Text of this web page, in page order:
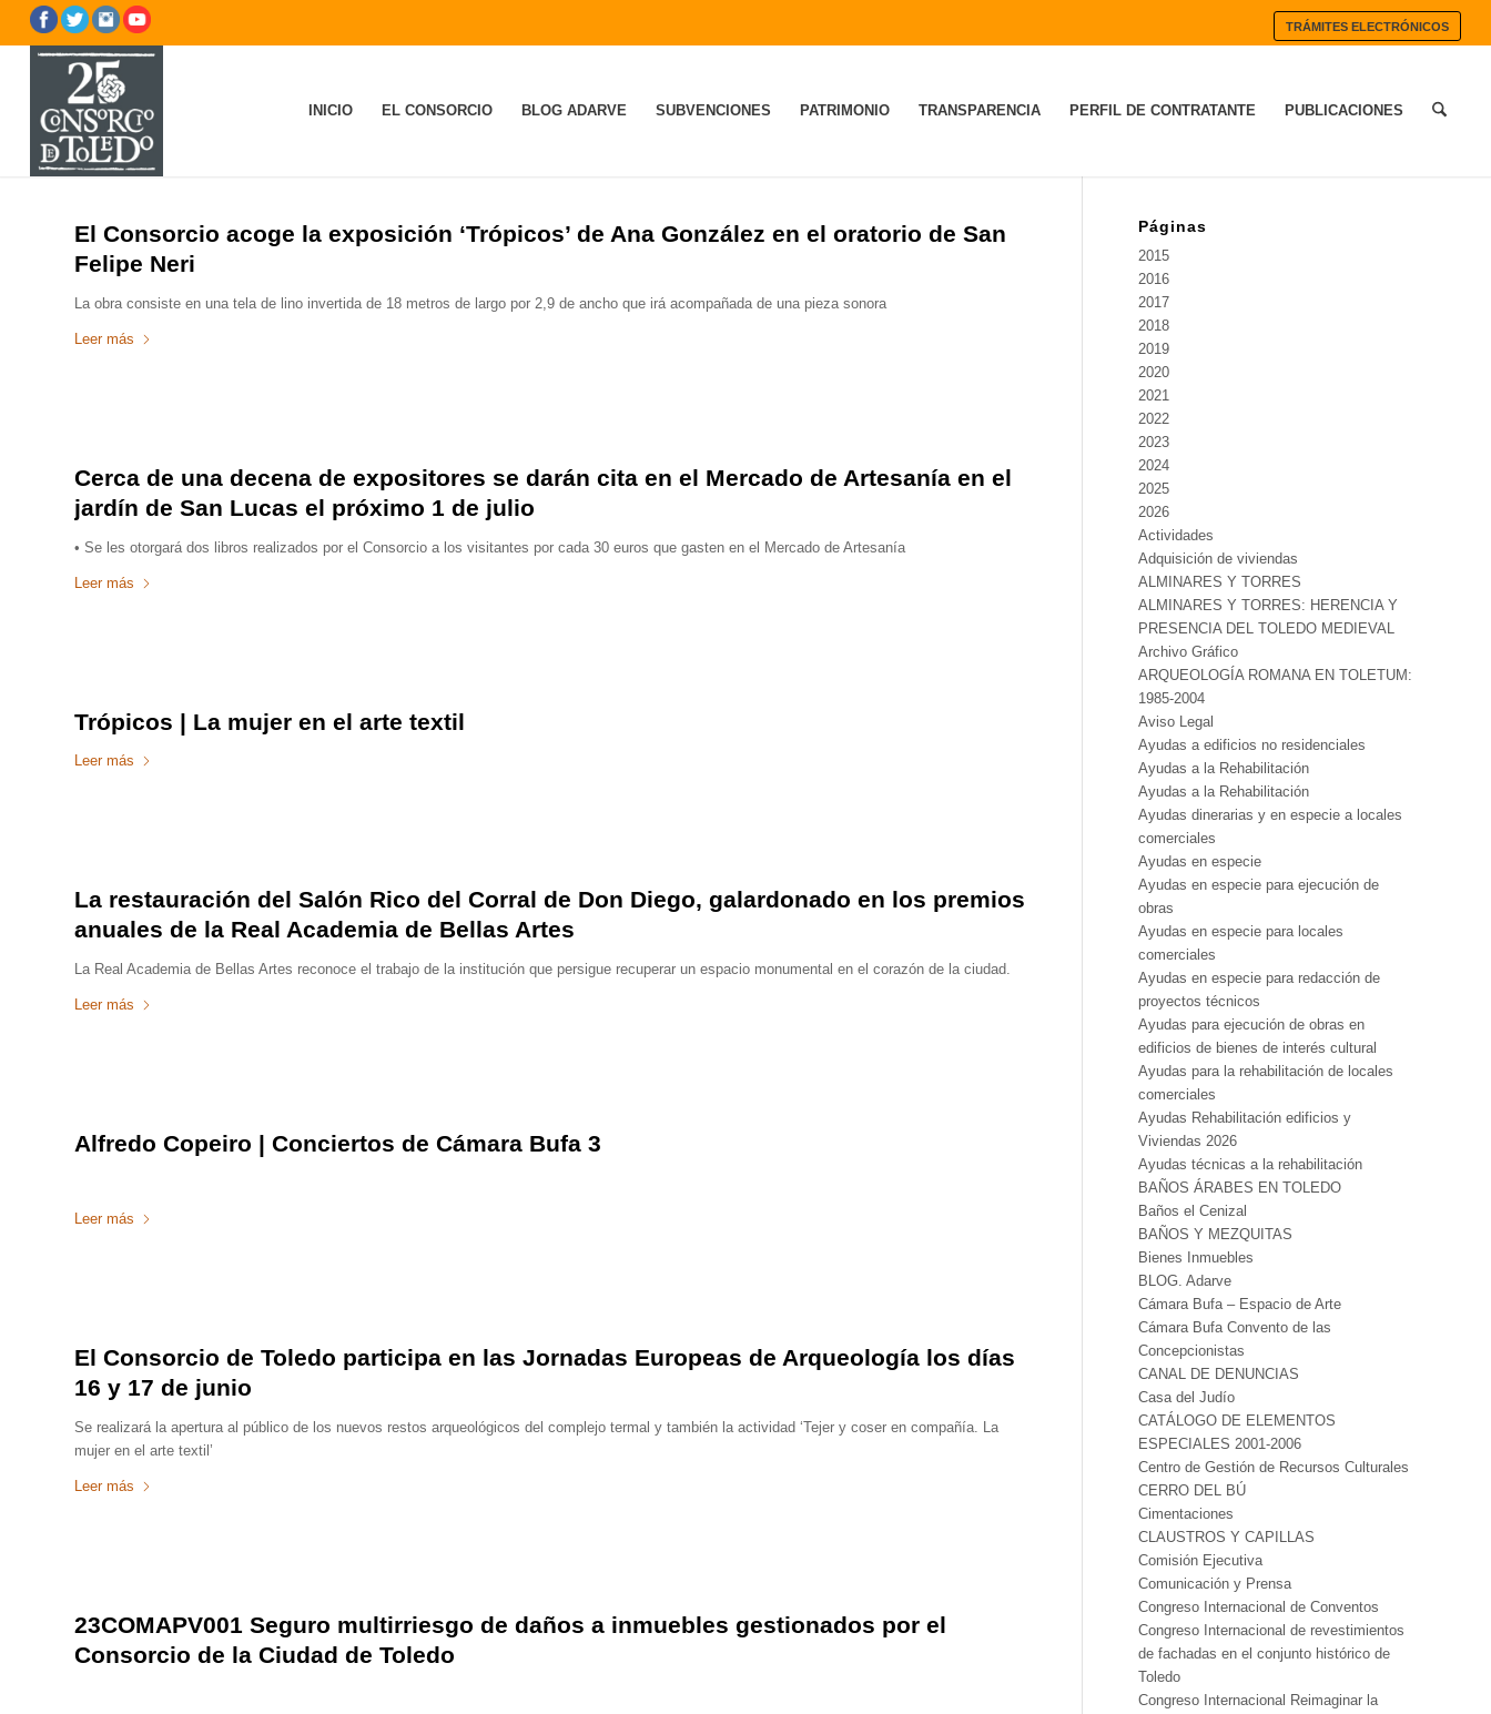
TRÁMITES ELECTRÓNICOS
INICIO EL CONSORCIO BLOG ADARVE SUBVENCIONES PATRIMONIO TRANSPARENCIA PERFIL DE CONTRATANTE PUBLICACIONES
El Consorcio acoge la exposición ‘Trópicos’ de Ana González en el oratorio de San
Felipe Neri
La obra consiste en una tela de lino invertida de 18 metros de largo por 2,9 de ancho que irá acompañada de una pieza sonora
Leer más
Cerca de una decena de expositores se darán cita en el Mercado de Artesanía en el
jardín de San Lucas el próximo 1 de julio
• Se les otorgará dos libros realizados por el Consorcio a los visitantes por cada 30 euros que gasten en el Mercado de Artesanía
Leer más
Trópicos | La mujer en el arte textil
Leer más
La restauración del Salón Rico del Corral de Don Diego, galardonado en los premios
anuales de la Real Academia de Bellas Artes
La Real Academia de Bellas Artes reconoce el trabajo de la institución que persigue recuperar un espacio monumental en el corazón de la ciudad.
Leer más
Alfredo Copeiro | Conciertos de Cámara Bufa 3
Leer más
El Consorcio de Toledo participa en las Jornadas Europeas de Arqueología los días
16 y 17 de junio
Se realizará la apertura al público de los nuevos restos arqueológicos del complejo termal y también la actividad ‘Tejer y coser en compañía. La
mujer en el arte textil’
Leer más
23COMAPV001 Seguro multirriesgo de daños a inmuebles gestionados por el
Consorcio de la Ciudad de Toledo
Páginas
2015
2016
2017
2018
2019
2020
2021
2022
2023
2024
2025
2026
Actividades
Adquisición de viviendas
ALMINARES Y TORRES
ALMINARES Y TORRES: HERENCIA Y
PRESENCIA DEL TOLEDO MEDIEVAL
Archivo Gráfico
ARQUEOLOGÍA ROMANA EN TOLETUM:
1985-2004
Aviso Legal
Ayudas a edificios no residenciales
Ayudas a la Rehabilitación
Ayudas a la Rehabilitación
Ayudas dinerarias y en especie a locales
comerciales
Ayudas en especie
Ayudas en especie para ejecución de
obras
Ayudas en especie para locales
comerciales
Ayudas en especie para redacción de
proyectos técnicos
Ayudas para ejecución de obras en
edificios de bienes de interés cultural
Ayudas para la rehabilitación de locales
comerciales
Ayudas Rehabilitación edificios y
Viviendas 2026
Ayudas técnicas a la rehabilitación
BAÑOS ÁRABES EN TOLEDO
Baños el Cenizal
BAÑOS Y MEZQUITAS
Bienes Inmuebles
BLOG. Adarve
Cámara Bufa – Espacio de Arte
Cámara Bufa Convento de las
Concepcionistas
CANAL DE DENUNCIAS
Casa del Judío
CATÁLOGO DE ELEMENTOS
ESPECIALES 2001-2006
Centro de Gestión de Recursos Culturales
CERRO DEL BÚ
Cimentaciones
CLAUSTROS Y CAPILLAS
Comisión Ejecutiva
Comunicación y Prensa
Congreso Internacional de Conventos
Congreso Internacional de revestimientos
de fachadas en el conjunto histórico de
Toledo
Congreso Internacional Reimaginar la